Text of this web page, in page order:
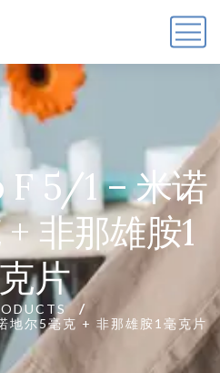
5/1 – 米诺
非那雄胺1
片
尔5毫克 + 非那雄胺1毫克片